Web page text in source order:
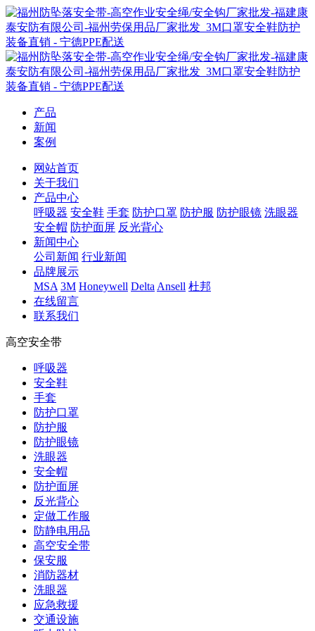
产品
新闻
案例
网站首页
关于我们
产品中心
呼吸器 安全鞋 手套 防护口罩 防护服 防护眼镜 洗眼器
安全帽 防护面屏 反光背心
新闻中心
公司新闻 行业新闻
品牌展示
MSA 3M Honeywell Delta Ansell 杜邦
在线留言
联系我们
高空安全带
呼吸器
安全鞋
手套
防护口罩
防护服
防护眼镜
洗眼器
安全帽
防护面屏
反光背心
定做工作服
防静电用品
高空安全带
保安服
消防器材
洗眼器
应急救援
交通设施